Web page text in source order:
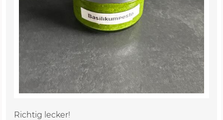
Richtig lecker!